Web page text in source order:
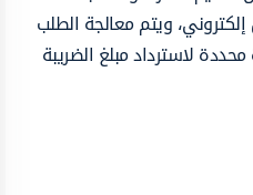
ويتم معالجة الطلب
لاسترداد مبلغ الضريبة